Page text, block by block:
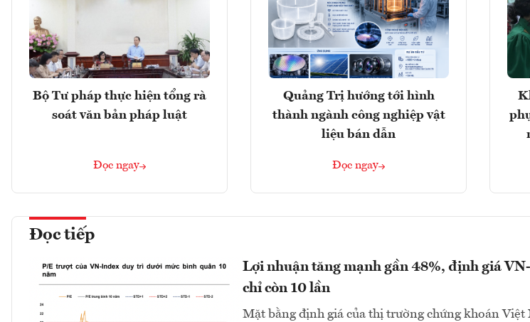
Bộ Tư pháp thực hiện tổng rà
soát văn bản pháp luật
Đọc ngay
Quảng Trị hướng tới hình
thành ngành công nghiệp vật
liệu bán dẫn
Đọc ngay
Đọc tiếp
Lợi nhuận tăng mạnh gần 48%, định giá
chỉ còn 10 lần
Mặt bằng định giá của thị trường chứng khoán Việt